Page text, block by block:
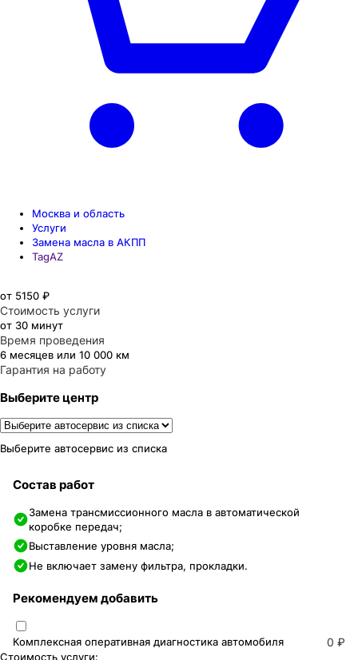
Москва и область
Услуги
Замена масла в АКПП
TagAZ
от 5150 ₽
Стоимость услуги
от 30 минут
Время проведения
6 месяцев или 10 000 км
Гарантия на работу
Выберите центр
Выберите автосервис из списка
Состав работ
Замена трансмиссионного масла в автоматической
коробке передач;
Выставление уровня масла;
Не включает замену фильтра, прокладки.
Рекомендуем добавить
Комплексная оперативная диагностика автомобиля 0 ₽
Стоимость услуги: